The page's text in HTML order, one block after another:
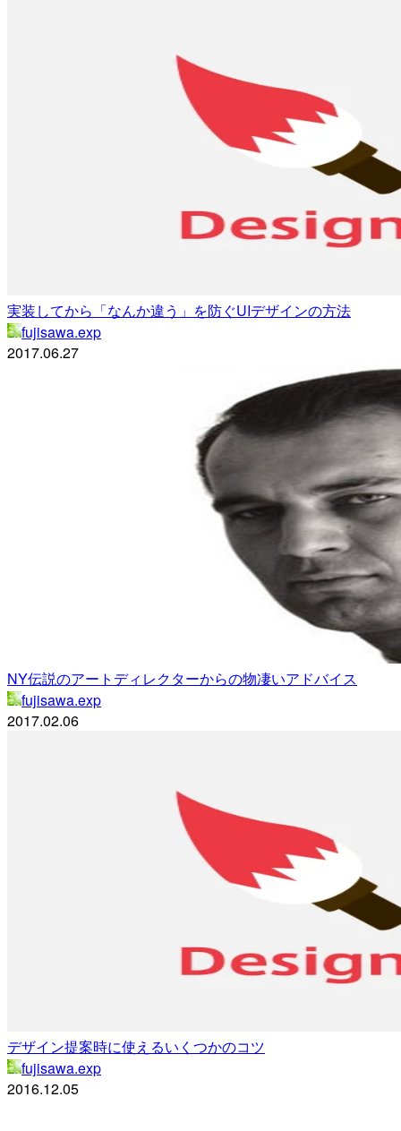
実装してから「なんか違う」を防ぐUIデザインの方法
fujisawa.exp
2017.06.27
NY伝説のアートディレクターからの物凄いアドバイス
fujisawa.exp
2017.02.06
デザイン提案時に使えるいくつかのコツ
fujisawa.exp
2016.12.05